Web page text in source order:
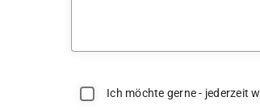
Ich möchte gerne - jederzeit